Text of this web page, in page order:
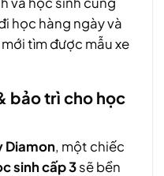
học hàng ngày và
tìm được mẫu xe
bảo trì cho học
Diamon, một chiếc
sinh cấp 3sẽ bền